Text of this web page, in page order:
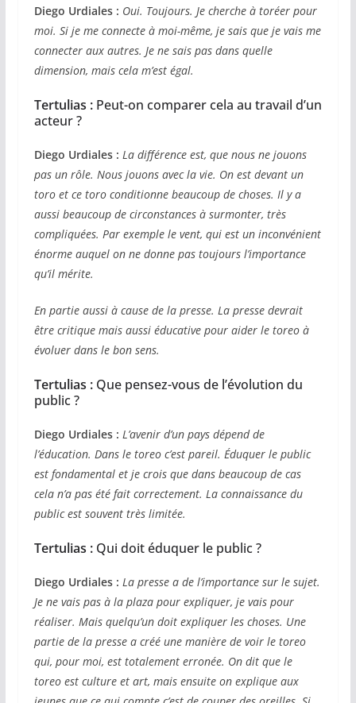
Diego Urdiales : Oui. Toujours. Je cherche à toréer pour
moi. Si je me connecte à moi-même, je sais que je vais me
connecter aux autres. Je ne sais pas dans quelle
dimension, mais cela m’est égal.
Tertulias :Peut-on comparer cela au travail d’un
acteur ?
Diego Urdiales : La différence est, que nous ne jouons
pas un rôle. Nous jouons avec la vie. On est devant un
toro et ce toro conditionne beaucoup de choses. Il y a
aussi beaucoup de circonstances à surmonter, très
compliquées. Par exemple le vent, qui est un inconvénient
énorme auquel on ne donne pas toujours l’importance
qu’il mérite.
En partie aussi à cause de la presse. La presse devrait
être critique mais aussi éducative pour aider le toreo à
évoluer dans le bon sens.
Tertulias :Que pensez-vous de l’évolution du
public ?
Diego Urdiales : L’avenir d’un pays dépend de
l’éducation. Dans le toreo c’est pareil. Éduquer le public
est fondamental et je crois que dans beaucoup de cas
cela n’a pas été fait correctement. La connaissance du
public est souvent très limitée.
Tertulias :Qui doit éduquer le public ?
Diego Urdiales : La presse a de l’importance sur le sujet.
Je ne vais pas à la plaza pour expliquer, je vais pour
réaliser. Mais quelqu’un doit expliquer les choses. Une
partie de la presse a créé une manière de voir le toreo
qui, pour moi, est totalement erronée. On dit que le
toreo est culture et art, mais ensuite on explique aux